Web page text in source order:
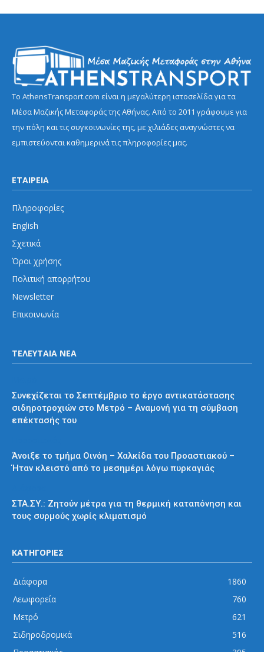
Το AthensTransport.com είναι η μεγαλύτερη ιστοσελίδα για τα
Μέσα Μαζικής Μεταφοράς της Αθήνας. Από το 2011 γράφουμε για
την πόλη και τις συγκοινωνίες της, με χιλιάδες αναγνώστες να
εμπιστεύονται καθημερινά τις πληροφορίες μας.
ΕΤΑΙΡΕΙΑ
Πληροφορίες
English
Σχετικά
Όροι χρήσης
Πολιτική απορρήτου
Newsletter
Επικοινωνία
ΤΕΛΕΥΤΑΙΑ ΝΕΑ
Συνεχίζεται το Σεπτέμβριο το έργο αντικατάστασης
σιδηροτροχιών στο Μετρό – Αναμονή για τη σύμβαση
επέκτασής του
Άνοιξε το τμήμα Οινόη – Χαλκίδα του Προαστιακού –
Ήταν κλειστό από το μεσημέρι λόγω πυρκαγιάς
ΣΤΑ.ΣΥ.: Ζητούν μέτρα για τη θερμική καταπόνηση και
τους συρμούς χωρίς κλιματισμό
ΚΑΤΗΓΟΡΙΕΣ
Διάφορα
1860
Λεωφορεία
760
Μετρό
621
Σιδηροδρομικά
516